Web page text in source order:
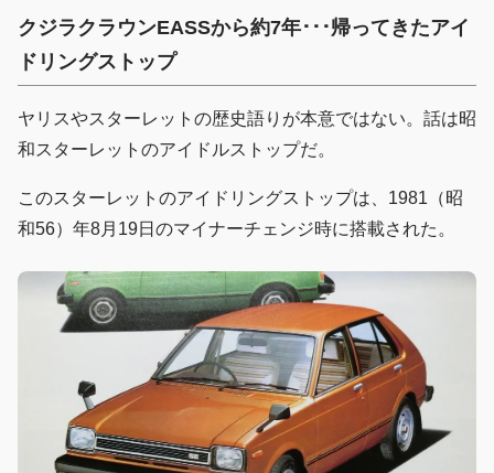
クジラクラウンEASSから約7年･･･帰ってきたアイ
ドリングストップ
ヤリスやスターレットの歴史語りが本意ではない。話は昭
和スターレットのアイドルストップだ。
このスターレットのアイドリングストップは、1981（昭
和56）年8月19日のマイナーチェンジ時に搭載された。